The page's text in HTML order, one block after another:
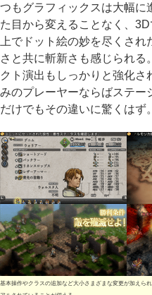
つもグラフィックスは大幅に
た目から変えることなく、
上でドット絵の妙を尽くさ
さと共に斬新さも感じられる
クト演出もしっかりと強化
みのプレーヤーならばステー
だけでもその違いに驚くはず。
基本操作やクラスの追加など大小さまざまな変更が加えら